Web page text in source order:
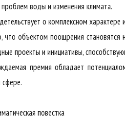
воды и изменения климата.
о комплексном характере
что объектом поощрения становятся
проекты и инициативы,
премия обладает
повестка